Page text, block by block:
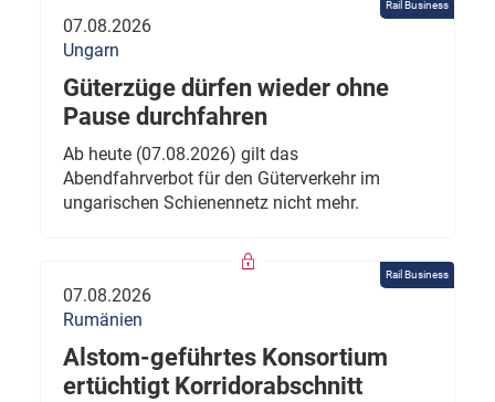
Rail Business
07.08.2026
Ungarn
Güterzüge dürfen wieder ohne
Pause durchfahren
Ab heute (07.08.2026) gilt das
Abendfahrverbot für den Güterverkehr im
ungarischen Schienennetz nicht mehr.
Rail Business
07.08.2026
Rumänien
Alstom-geführtes Konsortium
ertüchtigt Korridorabschnitt